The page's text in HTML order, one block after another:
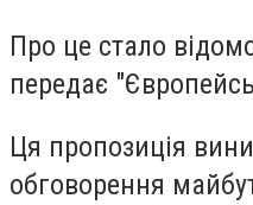
Про це стало
передає
Ця пропозиція
обговорення